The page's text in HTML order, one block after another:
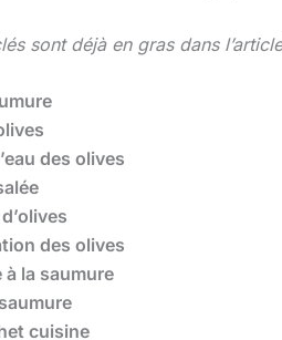
sont déjà en gras dans
des olives
des olives
à la saumure
cuisine